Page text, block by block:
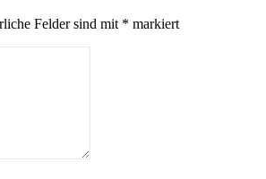
Felder sind mit * markiert